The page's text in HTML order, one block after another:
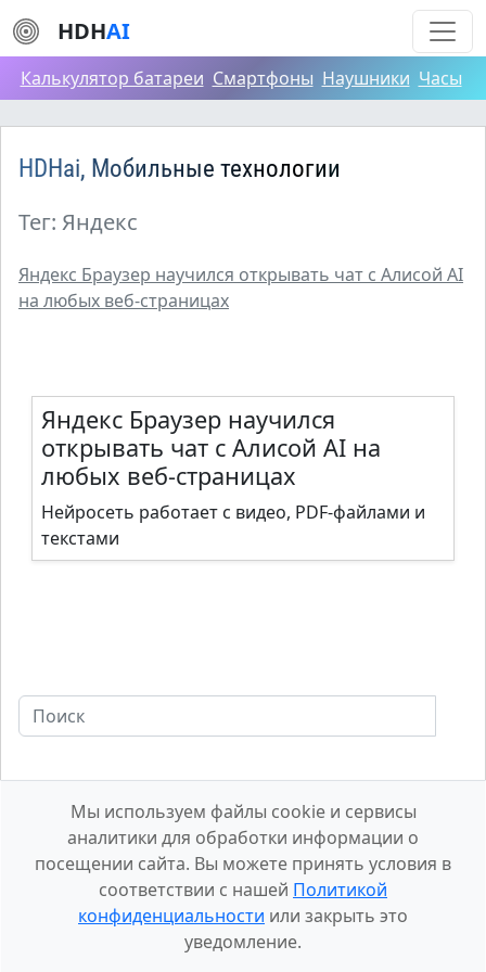
HDHAI
Калькулятор батареи Смартфоны Наушники Часы
HDHai, Мобильные технологии
Тег: Яндекс
Яндекс Браузер научился открывать чат с Алисой AI
на любых веб-страницах
Яндекс Браузер научился
открывать чат с Алисой AI на
любых веб-страницах
Нейросеть работает с видео, PDF-файлами и
текстами
Мы используем файлы cookie и сервисы
аналитики для обработки информации о
посещении сайта. Вы можете принять условия в
соответствии с нашей Политикой
конфиденциальности или закрыть это
уведомление.